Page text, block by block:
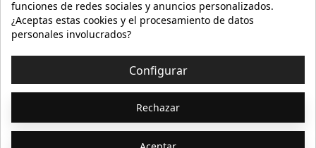
AYUDA
INFORMACIÓN 
funciones de redes sociales y anuncios personalizados.
¿Aceptas estas cookies y el procesamiento de datos
personales involucrados?
Configurar
Rechazar